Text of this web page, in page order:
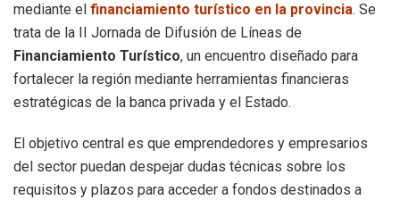
mediante el financiamiento turístico en la provincia. Se
trata de la II Jornada de Difusión de Líneas de
Financiamiento Turístico, un encuentro diseñado para
fortalecer la región mediante herramientas financieras
estratégicas de la banca privada y el Estado.
El objetivo central es que emprendedores y empresarios
del sector puedan despejar dudas técnicas sobre los
requisitos y plazos para acceder a fondos destinados a